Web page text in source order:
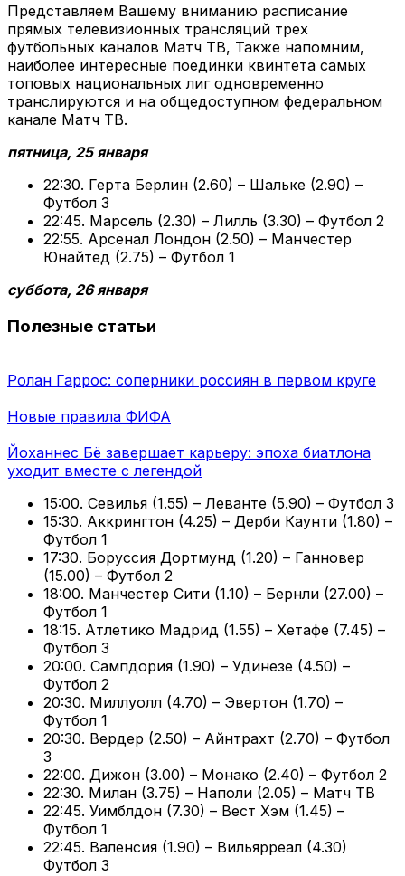
Представляем Вашему вниманию расписание
прямых телевизионных трансляций трех
футбольных каналов Матч ТВ, Также напомним,
наиболее интересные поединки квинтета самых
топовых национальных лиг одновременно
транслируются и на общедоступном федеральном
канале Матч ТВ.
пятница, 25 января
22:30. Герта Берлин (2.60) – Шальке (2.90) –
Футбол 3
22:45. Марсель (2.30) – Лилль (3.30) – Футбол 2
22:55. Арсенал Лондон (2.50) – Манчестер
Юнайтед (2.75) – Футбол 1
суббота, 26 января
Полезные статьи
Ролан Гаррос: соперники россиян в первом круге
Новые правила ФИФА
Йоханнес Бё завершает карьеру: эпоха биатлона
уходит вместе с легендой
15:00. Севилья (1.55) – Леванте (5.90) – Футбол 3
15:30. Аккрингтон (4.25) – Дерби Каунти (1.80) –
Футбол 1
17:30. Боруссия Дортмунд (1.20) – Ганновер
(15.00) – Футбол 2
18:00. Манчестер Сити (1.10) – Бернли (27.00) –
Футбол 1
18:15. Атлетико Мадрид (1.55) – Хетафе (7.45) –
Футбол 3
20:00. Сампдория (1.90) – Удинезе (4.50) –
Футбол 2
20:30. Миллуолл (4.70) – Эвертон (1.70) –
Футбол 1
20:30. Вердер (2.50) – Айнтрахт (2.70) – Футбол
3
22:00. Дижон (3.00) – Монако (2.40) – Футбол 2
22:30. Милан (3.75) – Наполи (2.05) – Матч ТВ
22:45. Уимблдон (7.30) – Вест Хэм (1.45) –
Футбол 1
22:45. Валенсия (1.90) – Вильярреал (4.30)
Футбол 3